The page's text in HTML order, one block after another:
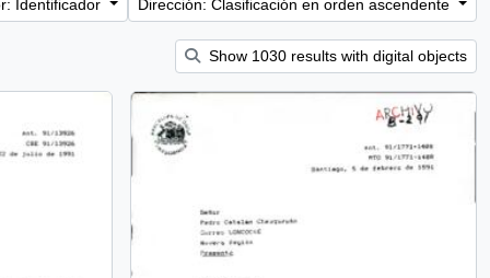
Identificador Dirección: Clasificación en orden ascendente
Show 1030 results with digital objects